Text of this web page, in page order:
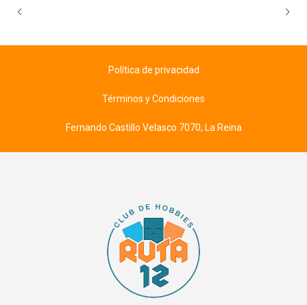
Política de privacidad
Términos y Condiciones
Fernando Castillo Velasco 7070, La Reina